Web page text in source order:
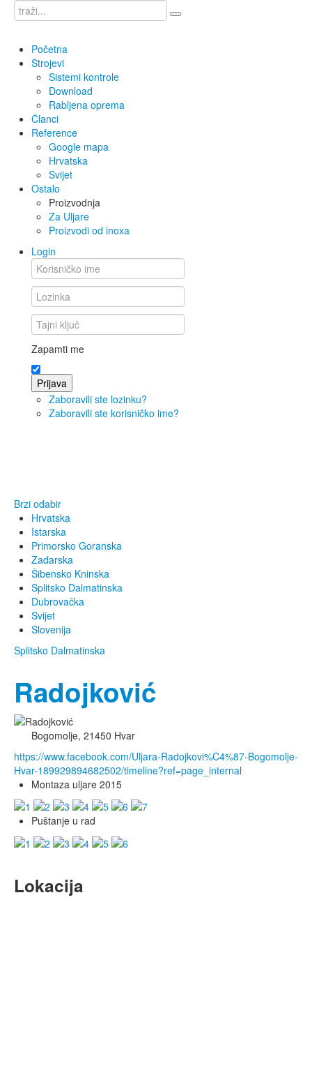
Početna
Strojevi
Sistemi kontrole
Download
Rabljena oprema
Članci
Reference
Google mapa
Hrvatska
Svijet
Ostalo
Proizvodnja
Za Uljare
Proizvodi od inoxa
Login
Zapamti me
Prijava
Zaboravili ste lozinku?
Zaboravili ste korisničko ime?
Brzi odabir
Hrvatska
Istarska
Primorsko Goranska
Zadarska
Šibensko Kninska
Splitsko Dalmatinska
Dubrovačka
Svijet
Slovenija
Splitsko Dalmatinska
Radojković
Bogomolje, 21450 Hvar
https://www.facebook.com/Uljara-Radojkovi%C4%87-Bogomolje-
Hvar-189929894682502/timeline?ref=page_internal
Montaza uljare 2015
Puštanje u rad
Lokacija